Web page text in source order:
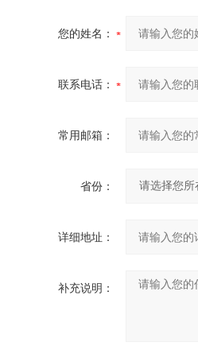
您的姓名：
联系电话：
常用邮箱：
省份：
详细地址：
补充说明：